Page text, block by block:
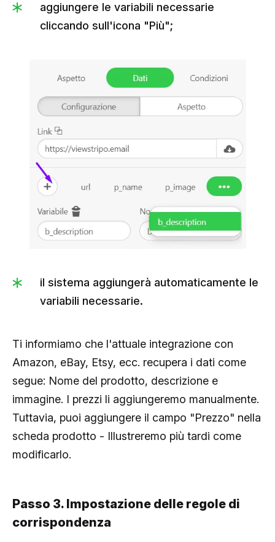
aggiungere le variabili necessarie
cliccando sull'icona "Più";
il sistema aggiungerà automaticamente le
variabili necessarie.
Ti informiamo che l'attuale integrazione con
Amazon, eBay, Etsy, ecc. recupera i dati come
segue: Nome del prodotto, descrizione e
immagine. I prezzi li aggiungeremo manualmente.
Tuttavia, puoi aggiungere il campo "Prezzo" nella
scheda prodotto - Illustreremo più tardi come
modificarlo.
Passo 3. Impostazione delle regole di
corrispondenza